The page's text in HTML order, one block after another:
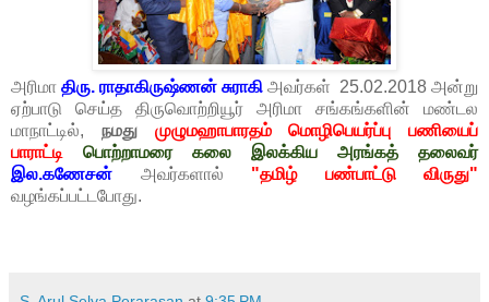
அரிமா திரு. ராதாகிருஷ்ணன் சுராகி அவர்கள் 25.02.2018 அன்று
ஏற்பாடு செய்த திருவொற்றியூர் அரிமா சங்கங்களின் மண்டல
மாநாட்டில், நமது முழுமஹாபாரதம் மொழிபெயர்ப்பு பணியைப்
பாராட்டி
பொற்றாமரை கலை இலக்கிய அரங்கத் தலைவர்
இல.கணேசன் அவர்களால் "தமிழ் பண்பாட்டு விருது"
வழங்கப்பட்டபோது.